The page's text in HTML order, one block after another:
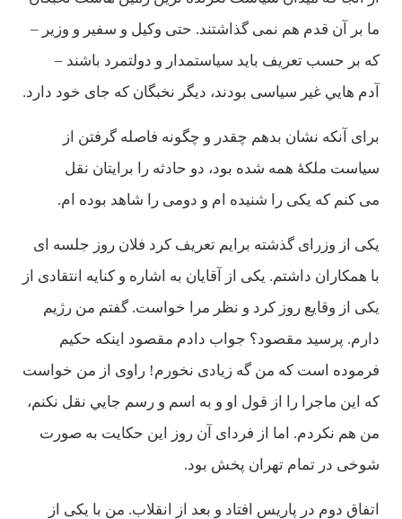
ما بر آن قدم هم نمی گذاشتند. حتی وكيل و سفير و وزير –
كه بر حسب تعريف بايد سياستمدار و دولتمرد باشند –
آدم هايي غير سياسی بودند، ديگر نخبگان كه جای خود دارد.
برای آنكه نشان بدهم چقدر و چگونه فاصله گرفتن از
سياست ملكۀ همه شده بود، دو حادثه را برايتان نقل
می كنم كه يكی را شنيده ام و دومی را شاهد بوده ام.
يكی از وزرای گذشته برايم تعريف كرد فلان روز جلسه ای
با همكاران داشتم. يكی از آقايان به اشاره و كنايه انتقادی از
يكی از وقايع روز كرد و نظر مرا خواست. گفتم من رژيم
دارم. پرسيد مقصود؟ جواب دادم مقصود اينكه حكيم
فرموده است كه من گه زيادی نخورم! راوی از من خواست
كه اين ماجرا را از قول او و به اسم و رسم جايي نقل نكنم،
من هم نكردم. اما از فردای آن روز اين حكايت به صورت
شوخی در تمام تهران پخش بود.
اتفاق دوم در پاريس افتاد و بعد از انقلاب. من با يكی از